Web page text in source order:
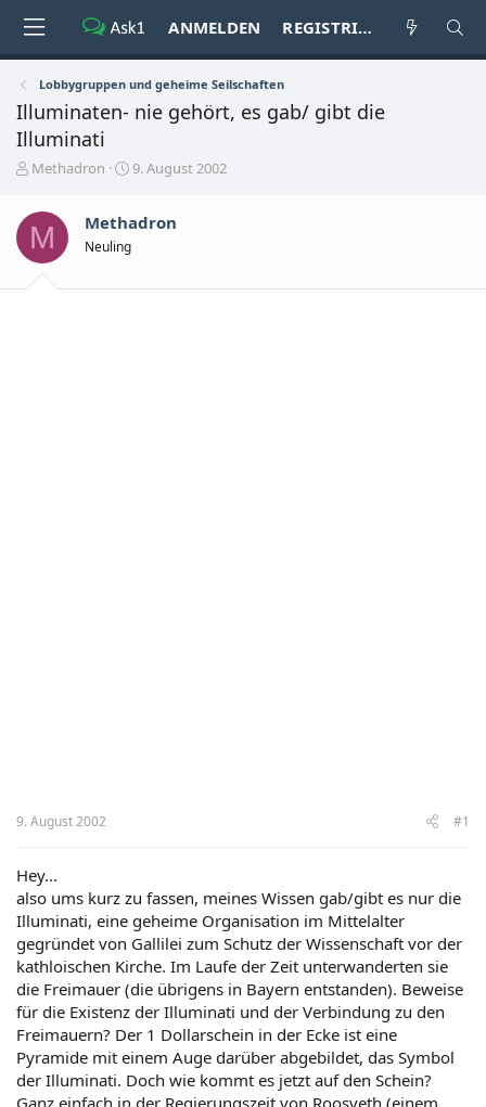
ANMELDEN REGISTRIEREN
Lobbygruppen und geheime Seilschaften
Illuminaten- nie gehört, es gab/ gibt die
Illuminati
E
t
e
l
Methadron
E
t
l
9. August 2002
M Methadron
Neuling
9. August 2002 #1
Hey...
also ums kurz zu fassen, meines Wissen gab/gibt es nur die
Illuminati, eine geheime Organisation im Mittelalter
gegründet von Gallilei zum Schutz der Wissenschaft vor der
kathloischen Kirche. Im Laufe der Zeit unterwanderten sie
die Freimauer (die übrigens in Bayern entstanden). Beweise
für die Existenz der Illuminati und der Verbindung zu den
Freimauern? Der 1 Dollarschein in der Ecke ist eine
Pyramide mit einem Auge darüber abgebildet, das Symbol
der Illuminati. Doch wie kommt es jetzt auf den Schein?
Ganz einfach in der Regierungszeit von Roosveth (einem